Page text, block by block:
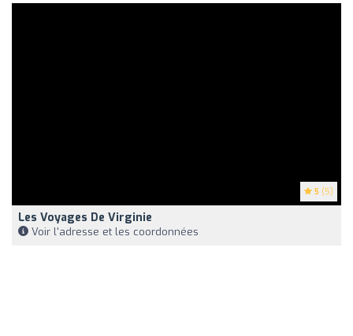
5 (5)
Les Voyages De Virginie
Voir l'adresse et les coordonnées